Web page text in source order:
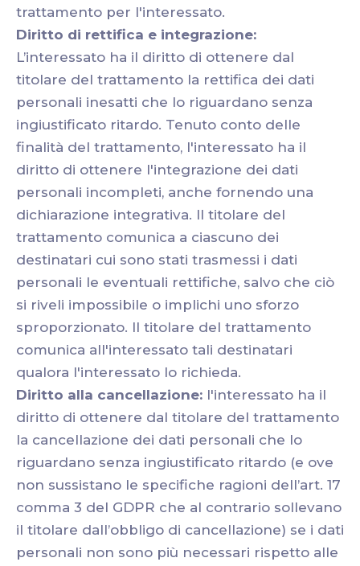
trattamento per l'interessato.
Diritto di rettifica e integrazione:
L’interessato ha il diritto di ottenere dal
titolare del trattamento la rettifica dei dati
personali inesatti che lo riguardano senza
ingiustificato ritardo. Tenuto conto delle
finalità del trattamento, l'interessato ha il
diritto di ottenere l'integrazione dei dati
personali incompleti, anche fornendo una
dichiarazione integrativa. ll titolare del
trattamento comunica a ciascuno dei
destinatari cui sono stati trasmessi i dati
personali le eventuali rettifiche, salvo che ciò
si riveli impossibile o implichi uno sforzo
sproporzionato. Il titolare del trattamento
comunica all'interessato tali destinatari
qualora l'interessato lo richieda.
Diritto alla cancellazione: l'interessato ha il
diritto di ottenere dal titolare del trattamento
la cancellazione dei dati personali che lo
riguardano senza ingiustificato ritardo (e ove
non sussistano le specifiche ragioni dell’art. 17
comma 3 del GDPR che al contrario sollevano
il titolare dall’obbligo di cancellazione) se i dati
personali non sono più necessari rispetto alle